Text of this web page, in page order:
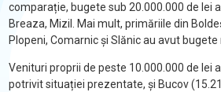
comparație, bugete sub 20.000.000 de lei
Breaza, Mizil. Mai mult, primăriile din
Plopeni, Comarnic și Slănic au avut bugete
Venituri proprii de peste 10.000.000 de lei
potrivit situației prezentate, și Bucov